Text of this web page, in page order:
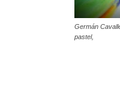
Germán
pastel,